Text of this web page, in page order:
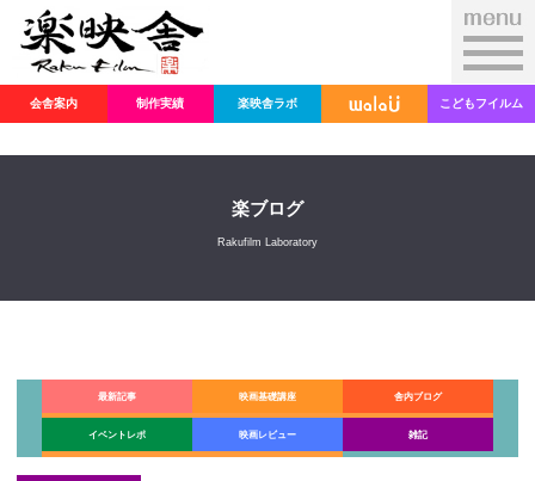
会舎案内 制作実績 楽映舎ラボ こどもフイルム
楽ブログ
Rakufilm Laboratory
最新記事 映画基礎講座 舎内ブログ
イベントレポ 映画レビュー 雑記